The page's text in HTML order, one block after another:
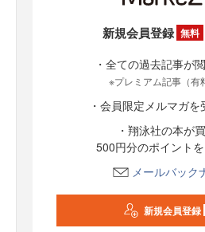
新規会員登録 無料
・全ての過去記事が
※プレミアム記事（有
・会員限定メルマガ
・翔泳社の本が
500円分のポイント
メールバック
新規会員登録